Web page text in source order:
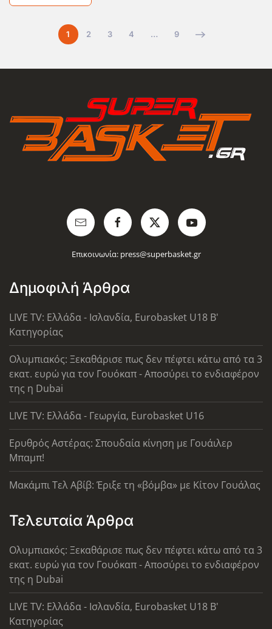
1 2 3 4 … 9
Επικοινωνία: press@superbasket.gr
Δημοφιλή Άρθρα
LIVE TV: Ελλάδα - Ισλανδία, Eurobasket U18 Β'
Κατηγορίας
Ολυμπιακός: Ξεκαθάρισε πως δεν πέφτει κάτω από τα 3
εκατ. ευρώ για τον Γουόκαπ - Αποσύρει το ενδιαφέρον
της η Dubai
LIVE TV: Ελλάδα - Γεωργία, Eurobasket U16
Ερυθρός Αστέρας: Σπουδαία κίνηση με Γουάιλερ
Μπαμπ!
Μακάμπι Τελ Αβίβ: Έριξε τη «βόμβα» με Κίτον Γουάλας
Τελευταία Άρθρα
Ολυμπιακός: Ξεκαθάρισε πως δεν πέφτει κάτω από τα 3
εκατ. ευρώ για τον Γουόκαπ - Αποσύρει το ενδιαφέρον
της η Dubai
LIVE TV: Ελλάδα - Ισλανδία, Eurobasket U18 Β'
Κατηγορίας